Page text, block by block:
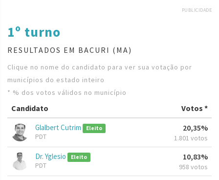
PUBLICIDADE
1º turno
RESULTADOS EM BACURI (MA)
Clique no nome do candidato para ver sua votação por
municípios do estado inteiro
* % dos votos válidos no município
Candidato Votos *
Glalbert Cutrim Eleito
PDT
20,35%
1.801 votos
Dr. Yglesio Eleito
PDT
10,83%
958 votos